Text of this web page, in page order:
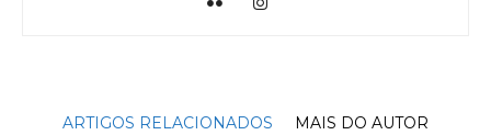
ARTIGOS RELACIONADOS MAIS DO AUTOR